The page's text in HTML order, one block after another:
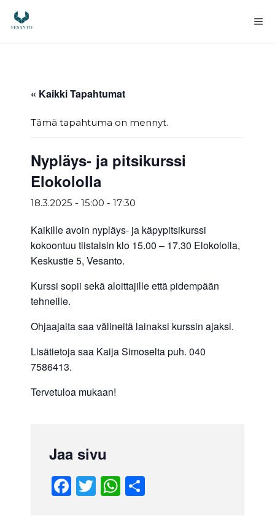
sisältöön
« Kaikki Tapahtumat
Tämä tapahtuma on mennyt.
Nypläys- ja pitsikurssi
Elokololla
18.3.2025 - 15:00 - 17:30
Kaikille avoin nypläys- ja käpypitsikurssi
kokoontuu tiistaisin klo 15.00 – 17.30 Elokololla,
Keskustie 5, Vesanto.
Kurssi sopii sekä aloittajille että pidempään
tehneille.
Ohjaajalta saa välineitä lainaksi kurssin ajaksi.
Lisätietoja saa Kaija Simoselta puh. 040
7586413.
Tervetuloa mukaan!
Jaa sivu
F
a
T
wi
W
h